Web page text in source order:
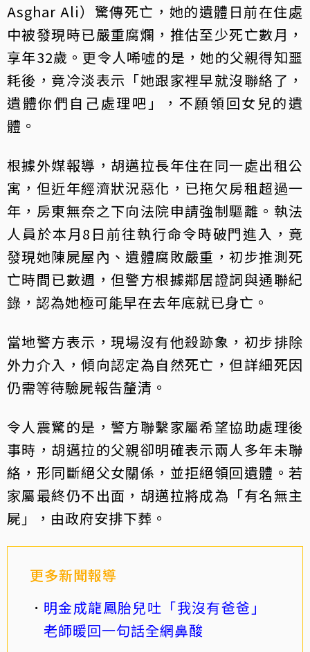
Asghar Ali）驚傳死亡，她的遺體日前在住處
中被發現時已嚴重腐爛，推估至少死亡數月，
享年32歲。更令人唏噓的是，她的父親得知噩
耗後，竟冷淡表示「她跟家裡早就沒聯絡了，
遺體你們自己處理吧」，不願領回女兒的遺
體。
根據外媒報導，胡邁拉長年住在同一處出租公
寓，但近年經濟狀況惡化，已拖欠房租超過一
年，房東無奈之下向法院申請強制驅離。執法
人員於本月8日前往執行命令時破門進入，竟
發現她陳屍屋內、遺體腐敗嚴重，初步推測死
亡時間已數週，但警方根據鄰居證詞與通聯紀
錄，認為她極可能早在去年底就已身亡。
當地警方表示，現場沒有他殺跡象，初步排除
外力介入，傾向認定為自然死亡，但詳細死因
仍需等待驗屍報告釐清。
令人震驚的是，警方聯繫家屬希望協助處理後
事時，胡邁拉的父親卻明確表示兩人多年未聯
絡，形同斷絕父女關係，並拒絕領回遺體。若
家屬最終仍不出面，胡邁拉將成為「有名無主
屍」，由政府安排下葬。
更多新聞報導
明金成龍鳳胎兒吐「我沒有爸爸」
老師暖回一句話全網鼻酸